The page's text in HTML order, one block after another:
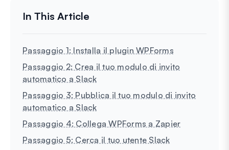
Passaggio 1: Installa il plugin WPForms
Passaggio 2: Crea il tuo modulo di invito
automatico a Slack
Passaggio 3: Pubblica il tuo modulo di invito
automatico a Slack
Passaggio 4: Collega WPForms a Zapier
Passaggio 5: Cerca il tuo utente Slack